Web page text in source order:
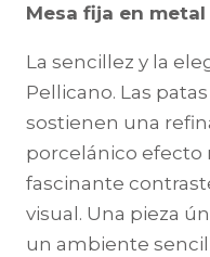
Mesa fija en
La sencillez y la
Pellicano. Las
sostienen una
porcelánico efecto
fascinante
visual. Una pieza
un ambiente